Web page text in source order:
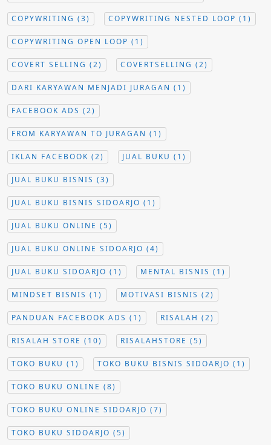
COPYWRITING (3) COPYWRITING NESTED LOOP (1)
COPYWRITING OPEN LOOP (1)
COVERT SELLING (2) COVERTSELLING (2)
DARI KARYAWAN MENJADI JURAGAN (1)
FACEBOOK ADS (2)
FROM KARYAWAN TO JURAGAN (1)
IKLAN FACEBOOK (2) JUAL BUKU (1)
JUAL BUKU BISNIS (3)
JUAL BUKU BISNIS SIDOARJO (1)
JUAL BUKU ONLINE (5)
JUAL BUKU ONLINE SIDOARJO (4)
JUAL BUKU SIDOARJO (1) MENTAL BISNIS (1)
MINDSET BISNIS (1) MOTIVASI BISNIS (2)
PANDUAN FACEBOOK ADS (1) RISALAH (2)
RISALAH STORE (10) RISALAHSTORE (5)
TOKO BUKU (1) TOKO BUKU BISNIS SIDOARJO (1)
TOKO BUKU ONLINE (8)
TOKO BUKU ONLINE SIDOARJO (7)
TOKO BUKU SIDOARJO (5)